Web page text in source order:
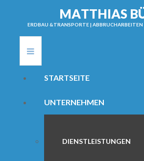
MATTHIAS B
ERDBAU &TRANSPORTE |
STARTSEITE
UNTERNEHMEN
DIENSTLEISTUNGEN